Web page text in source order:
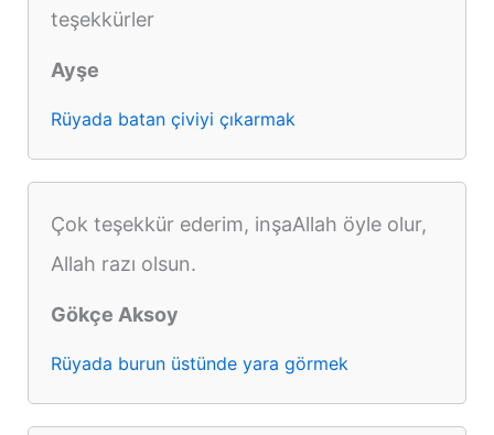
teşekkürler
Ayşe
Rüyada batan çiviyi çıkarmak
Çok teşekkür ederim, inşaAllah öyle olur,
Allah razı olsun.
Gökçe Aksoy
Rüyada burun üstünde yara görmek